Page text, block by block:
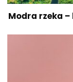
Modra rzeka